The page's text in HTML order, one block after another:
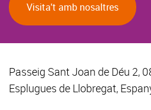
Visita't amb nosaltres
Passeig Sant Joan de Déu 2,
Esplugues de Llobregat,